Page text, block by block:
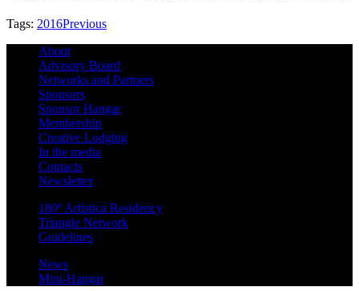
Tags: 2016Previous
About
Advisory Board
Networks and Partners
Sponsors
Sponsor Hangar
Membership
Creative Lodging
In the media
Contacts
Newsletter
180º Artística Residency
Triangle Network
Guidelines
News
Mini-Hangar